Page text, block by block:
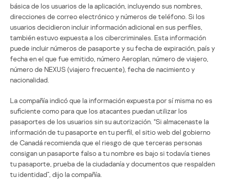
básica de los usuarios de la aplicación, incluyendo sus nombres,
direcciones de correo electrónico y números de teléfono. Si los
usuarios decidieron incluir información adicional en sus perfiles,
también estuvo expuesta a los cibercriminales. Esta información
puede incluir números de pasaporte y su fecha de expiración, país y
fecha en el que fue emitido, número Aeroplan, número de viajero,
número de NEXUS (viajero frecuente), fecha de nacimiento y
nacionalidad.
La compañía indicó que la información expuesta por sí misma no es
suficiente como para que los atacantes puedan utilizar los
pasaportes de los usuarios sin su autorización. “Si almacenaste la
información de tu pasaporte en tu perfil, el sitio web del gobierno
de Canadá recomienda que el riesgo de que terceras personas
consigan un pasaporte falso a tu nombre es bajo si todavía tienes
tu pasaporte, prueba de la ciudadanía y documentos que respalden
tu identidad”, dijo la compañía.